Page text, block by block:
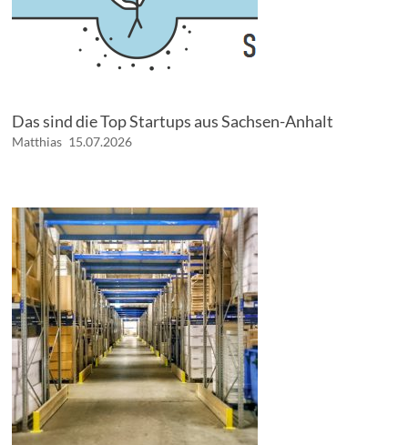
Das sind die Top Startups aus Sachsen-Anhalt
Matthias 15.07.2026